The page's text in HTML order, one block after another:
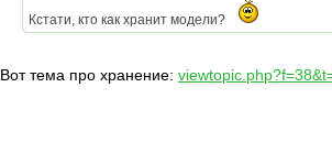
Кстати, кто как хранит модели?
Вот тема про хранение: